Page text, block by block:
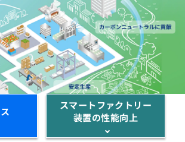
スマートファクトリー
装置の性能向上